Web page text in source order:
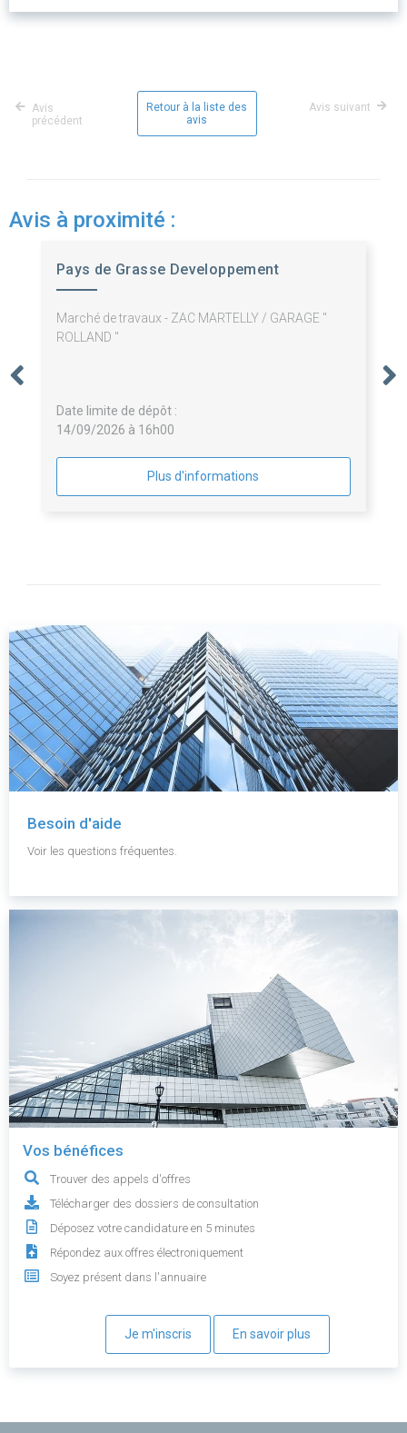
Avis
précédent
Retour à la liste des
avis
Avis suivant
Avis à proximité :
Pays de Grasse Developpement
Marché de travaux - ZAC MARTELLY / GARAGE "
ROLLAND "
Date limite de dépôt :
14/09/2026 à 16h00
Plus d'informations
Besoin d'aide
Voir les questions fréquentes.
Vos bénéfices
Trouver des appels d'offres
Télécharger des dossiers de consultation
Déposez votre candidature en 5 minutes
Répondez aux offres électroniquement
Soyez présent dans l'annuaire
Je m'inscris En savoir plus